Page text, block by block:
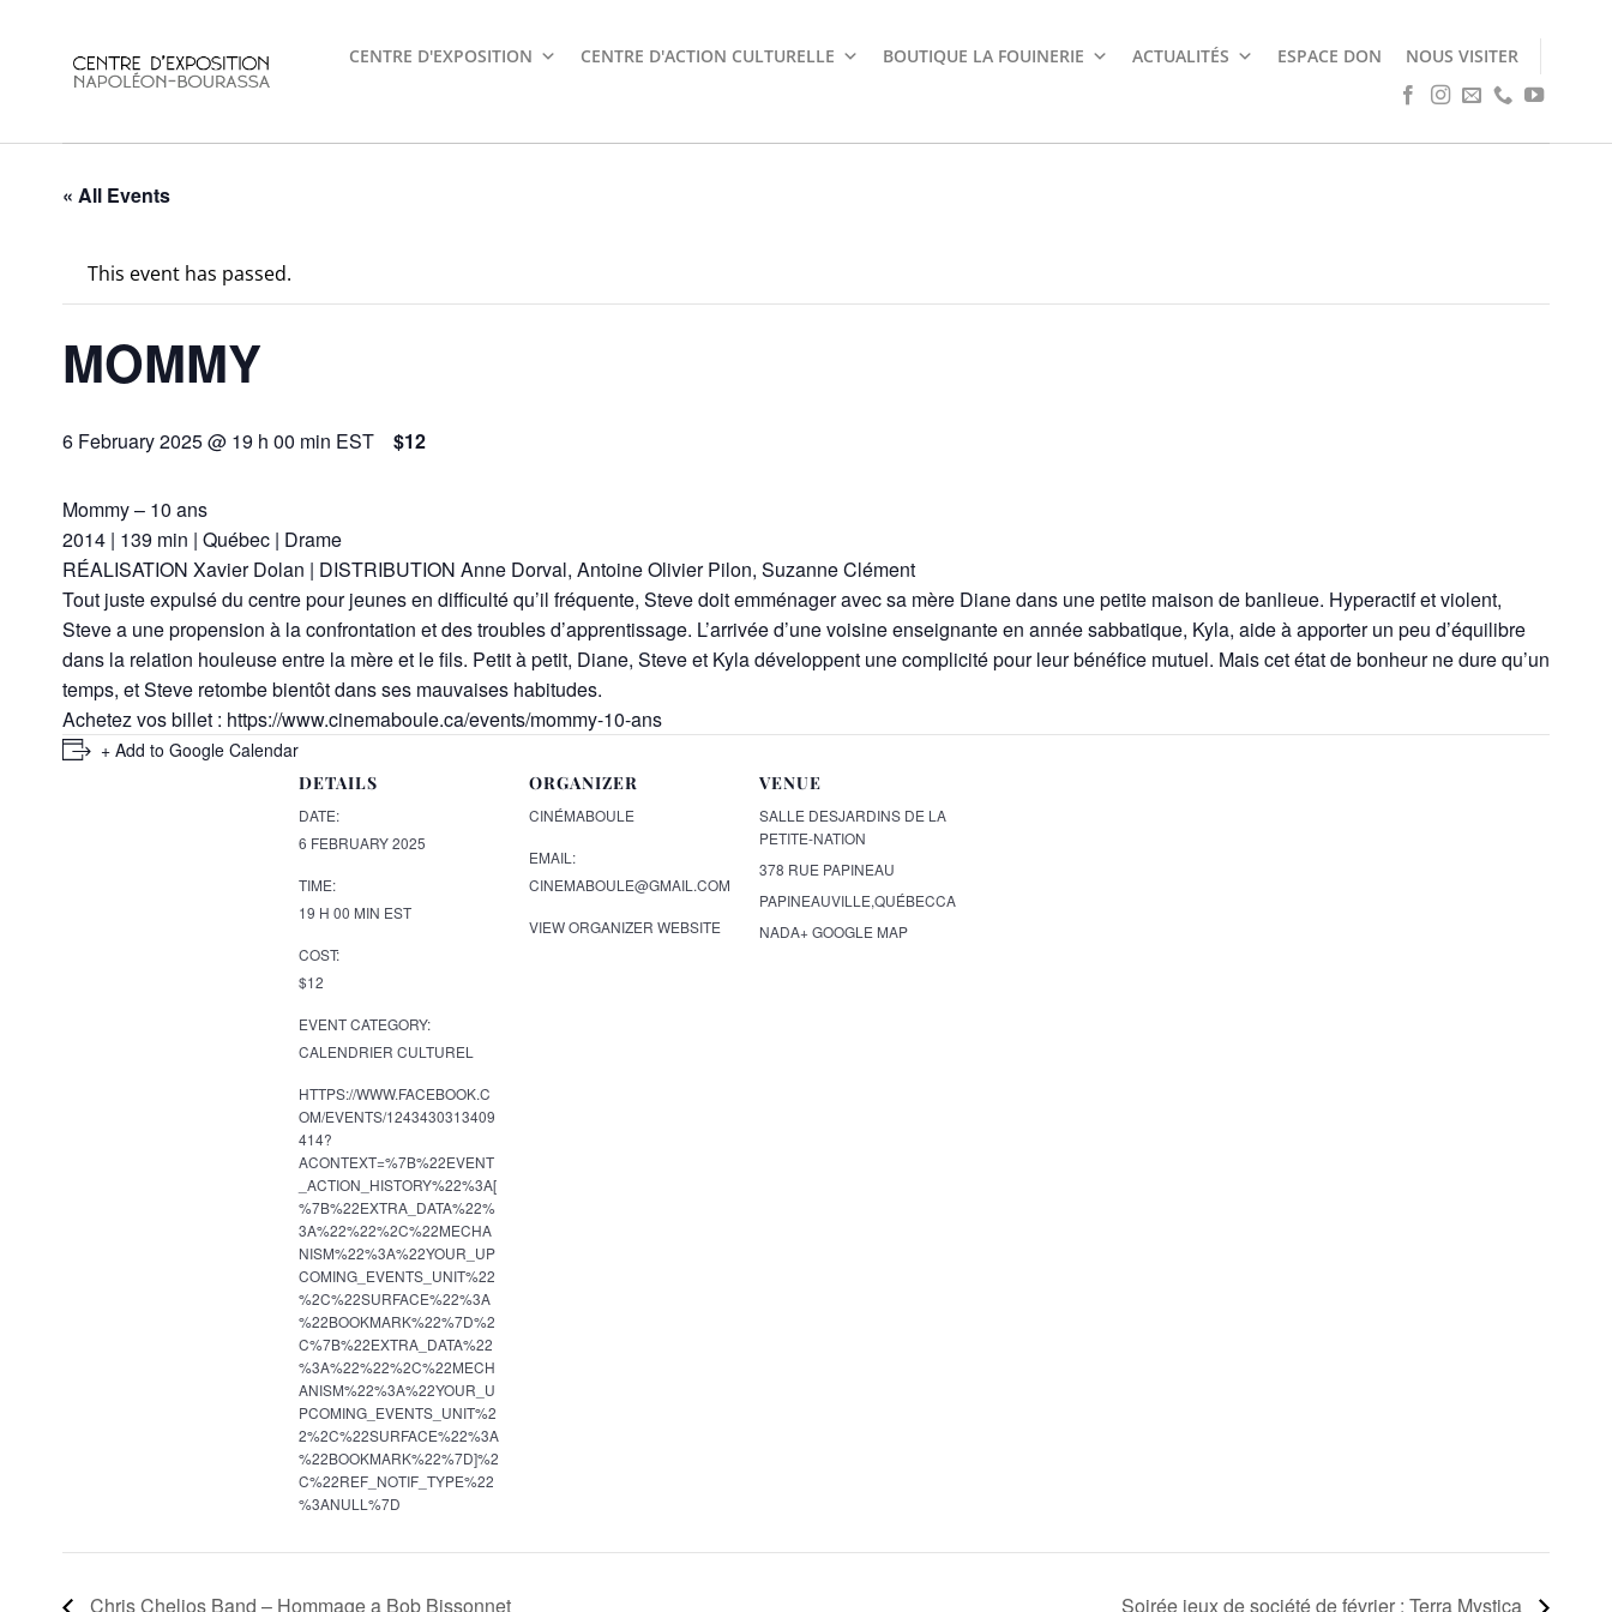
CENTRE D'EXPOSITION CENTRE D'ACTION CULTURELLE BOUTIQUE LA FOUINERIE ACTUALITÉS ESPACE DON NOUS VISITER
« All Events
This event has passed.
MOMMY
6 February 2025 @ 19 h 00 min EST $12
Mommy – 10 ans
2014 | 139 min | Québec | Drame
RÉALISATION Xavier Dolan | DISTRIBUTION Anne Dorval, Antoine Olivier Pilon, Suzanne Clément
Tout juste expulsé du centre pour jeunes en difficulté qu’il fréquente, Steve doit emménager avec sa mère Diane dans une petite maison de banlieue. Hyperactif et violent,
Steve a une propension à la confrontation et des troubles d’apprentissage. L’arrivée d’une voisine enseignante en année sabbatique, Kyla, aide à apporter un peu d’équilibre
dans la relation houleuse entre la mère et le fils. Petit à petit, Diane, Steve et Kyla développent une complicité pour leur bénéfice mutuel. Mais cet état de bonheur ne dure qu’un
temps, et Steve retombe bientôt dans ses mauvaises habitudes.
Achetez vos billet : https://www.cinemaboule.ca/events/mommy-10-ans
+ Add to Google Calendar
DETAILS
DATE:
6 FEBRUARY 2025
TIME:
19 H 00 MIN EST
COST:
$12
EVENT CATEGORY:
CALENDRIER CULTUREL
HTTPS://WWW.FACEBOOK.C
OM/EVENTS/1243430313409
414?
ACONTEXT=%7B%22EVENT
_ACTION_HISTORY%22%3A[
%7B%22EXTRA_DATA%22%
3A%22%22%2C%22MECHA
NISM%22%3A%22YOUR_UP
COMING_EVENTS_UNIT%22
%2C%22SURFACE%22%3A
%22BOOKMARK%22%7D%2
C%7B%22EXTRA_DATA%22
%3A%22%22%2C%22MECH
ANISM%22%3A%22YOUR_U
PCOMING_EVENTS_UNIT%2
2%2C%22SURFACE%22%3A
%22BOOKMARK%22%7D]%2
C%22REF_NOTIF_TYPE%22
%3ANULL%7D
ORGANIZER
CINÉMABOULE
EMAIL:
CINEMABOULE@GMAIL.COM
VIEW ORGANIZER WEBSITE
VENUE
SALLE DESJARDINS DE LA
PETITE-NATION
378 RUE PAPINEAU
PAPINEAUVILLE,QUÉBECCA
NADA+ GOOGLE MAP
Chris Chelios Band – Hommage a Bob Bissonnet Soirée jeux de société de février : Terra Mystica